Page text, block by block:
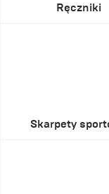
Ręczniki
Skarpety